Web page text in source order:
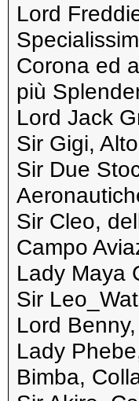
Lord
Corona ed
più
Lord Jack
Sir Gigi,
Sir Due
Sir Cleo,
Campo
Lady Maya
Sir
Lord
Lady
Bimba,